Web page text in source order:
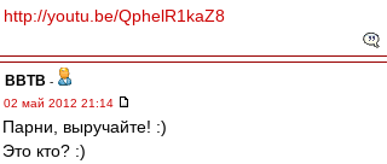
http://youtu.be/QphelR1kaZ8
ВВТВ -
02 май 2012 21:14
Парни, выручайте! :)
Это кто? :)